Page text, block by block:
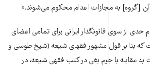
آن [گروه] به مجازات اعدام محکوم می‌شوند.»
از سوی قانونگذار ایرانی برای تمامی اعضای
که بنا بر قول مشهور فقهای شیعه (شیخ طوسی و
مقابله با جرم بغی در کتب فقهی شیعه، در